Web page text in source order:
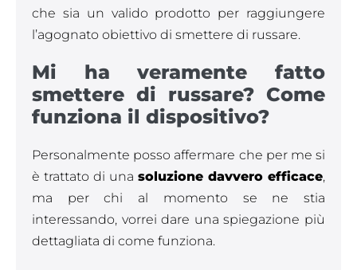
che sia un valido prodotto per raggiungere
l’agognato obiettivo di smettere di russare.
Mi ha veramente fatto
smettere di russare? Come
funziona il dispositivo?
Personalmente posso affermare che per me si
è trattato di una soluzione davvero efficace,
ma per chi al momento se ne stia
interessando, vorrei dare una spiegazione più
dettagliata di come funziona.